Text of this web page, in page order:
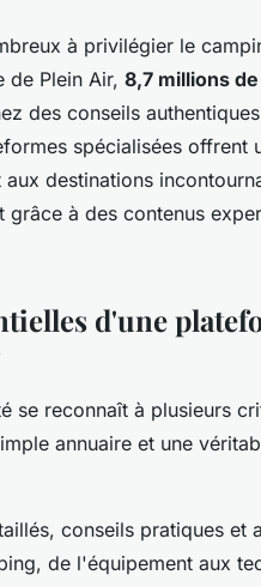
à privilégier le
de Plein Air, 8,7 millions
des conseils
spécialisées offrent
destinations
à des contenus
d'une
se reconnaît à plusieurs
annuaire et une
conseils pratiques et
de l'équipement aux